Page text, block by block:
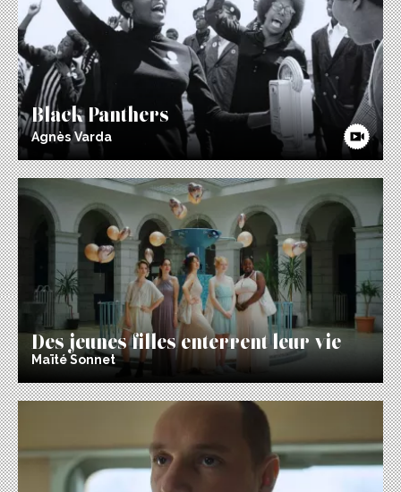
Black Panthers
Agnès Varda
Des jeunes filles enterrent leur vie
Maïté Sonnet